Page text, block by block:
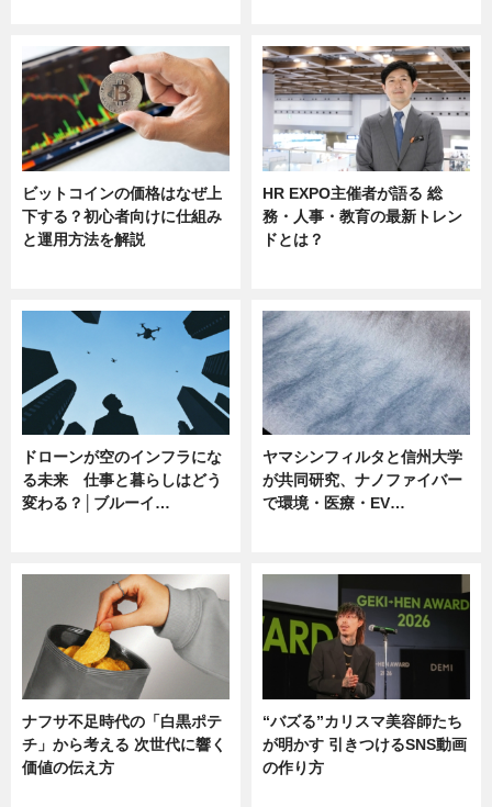
ビットコインの価格はなぜ上
下する？初心者向けに仕組み
と運用方法を解説
HR EXPO主催者が語る 総
務・人事・教育の最新トレン
ドとは？
ドローンが空のインフラにな
る未来 仕事と暮らしはどう
変わる？│ブルーイ…
ヤマシンフィルタと信州大学
が共同研究、ナノファイバー
で環境・医療・EV…
ナフサ不足時代の「白黒ポテ
チ」から考える 次世代に響く
価値の伝え方
“バズる”カリスマ美容師たち
が明かす 引きつけるSNS動画
の作り方